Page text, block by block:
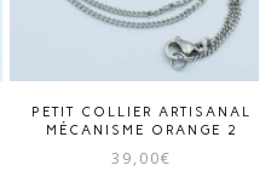
PETIT COLLIER ARTISANAL
MÉCANISME ORANGE 2
39,00€